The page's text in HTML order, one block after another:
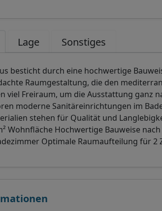
Lage Sonstiges
besticht durch eine hochwertige
Raumgestaltung, die den
viel Freiraum, um die Ausstattung ganz
moderne Sanitäreinrichtungen im
stehen für Qualität und
Wohnfläche Hochwertige Bauweise
Optimale Raumaufteilung für